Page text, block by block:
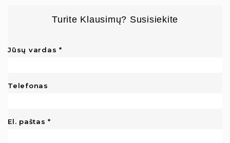
Turite Klausimų? Susisiekite
Jūsų vardas
Telefonas
El. paštas